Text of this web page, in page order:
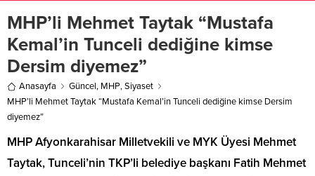
MHP’li Mehmet Taytak “Mustafa
Kemal’in Tunceli dediğine kimse
Dersim diyemez”
Anasayfa Güncel, MHP,Siyaset
MHP’li Mehmet Taytak “Mustafa Kemal’in Tunceli dediğine kimse Dersim
diyemez”
MHP Afyonkarahisar Milletvekili ve MYK Üyesi Mehmet
Taytak, Tunceli’nin TKP’li belediye başkanı Fatih Mehmet